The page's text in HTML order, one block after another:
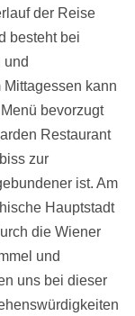
der Reise
besteht bei
und
kann
bevorzugt
Restaurant
zur
ist. Am
Hauptstadt
die Wiener
und
uns bei dieser